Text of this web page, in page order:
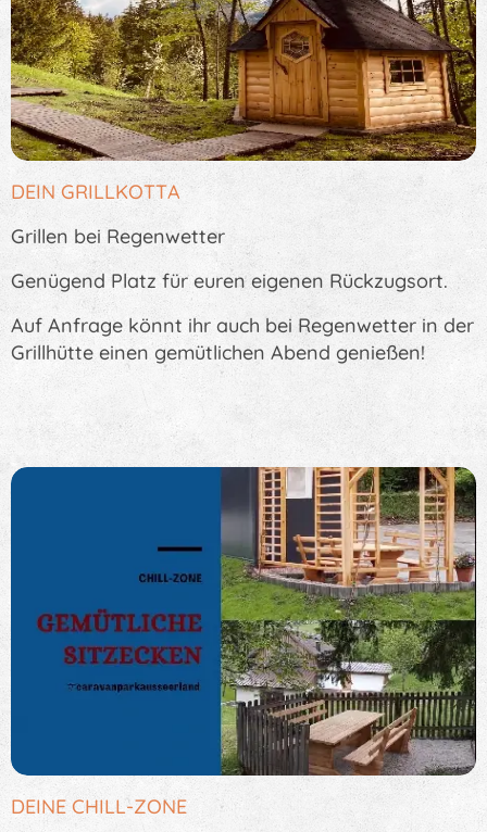
DEIN GRILLKOTTA
Grillen bei Regenwetter
Genügend Platz für euren eigenen Rückzugsort.
Auf Anfrage könnt ihr auch bei Regenwetter in der
Grillhütte einen gemütlichen Abend genießen!
DEINE CHILL-ZONE